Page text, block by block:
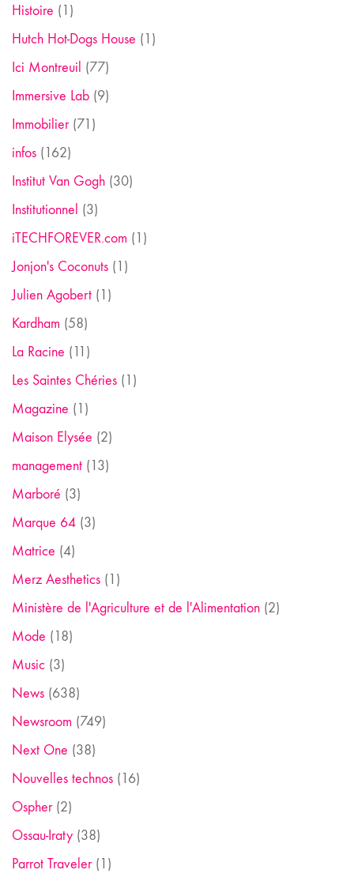
Histoire (1)
Hutch Hot-Dogs House (1)
Ici Montreuil (77)
Immersive Lab (9)
Immobilier(71)
infos (162)
Institut Van Gogh (30)
Institutionnel (3)
iTECHFOREVER.com (1)
Jonjon's Coconuts (1)
Julien Agobert (1)
Kardham (58)
La Racine (11)
Les Saintes Chéries (1)
Magazine (1)
Maison Elysée (2)
management (13)
Marboré (3)
Marque 64 (3)
Matrice (4)
Merz Aesthetics (1)
Ministère de l'Agriculture et de l'Alimentation (2)
Mode (18)
Music (3)
News (638)
Newsroom (749)
Next One (38)
Nouvelles technos (16)
Ospher(2)
Ossau-Iraty (38)
Parrot Traveler(1)